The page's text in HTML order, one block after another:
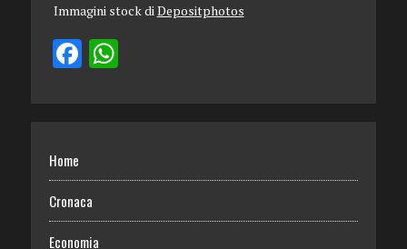
Immagini stock di Depositphotos
Home
Cronaca
Economia